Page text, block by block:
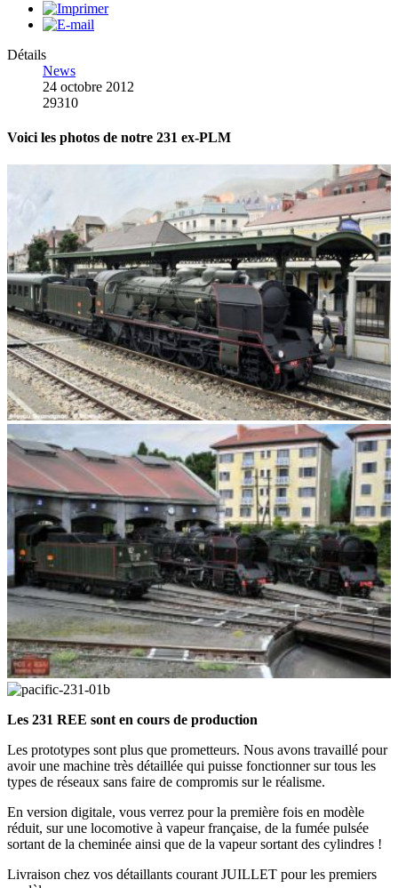
Détails
News
24 octobre 2012
29310
Voici les photos de notre 231 ex-PLM
Les 231 REE sont en cours de production
Les prototypes sont plus que prometteurs. Nous avons travaillé pour
avoir une machine très détaillée qui puisse fonctionner sur tous les
types de réseaux sans faire de compromis sur le réalisme.
En version digitale, vous verrez pour la première fois en modèle
réduit, sur une locomotive à vapeur française, de la fumée pulsée
sortant de la cheminée ainsi que de la vapeur sortant des cylindres !
Livraison chez vos détaillants courant JUILLET pour les premiers